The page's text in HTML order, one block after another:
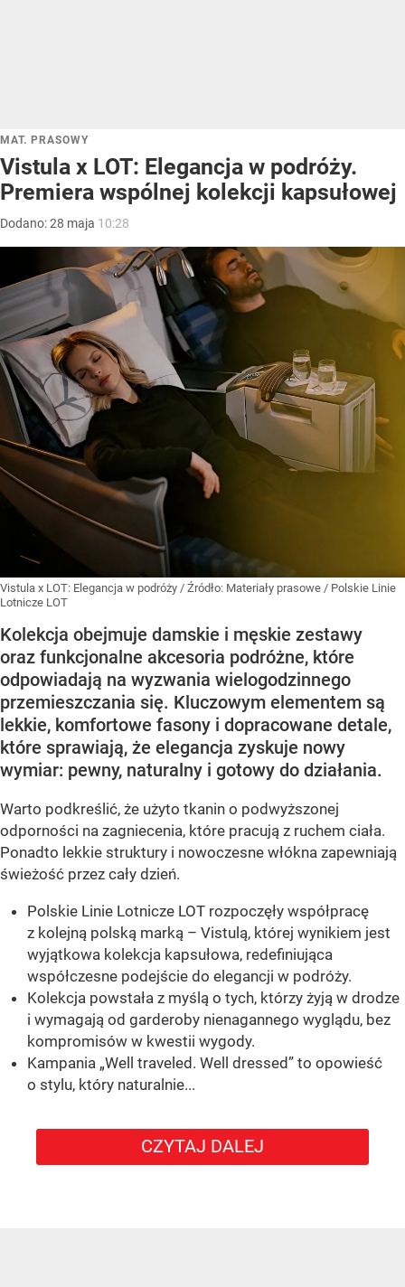
MAT. PRASOWY
Vistula x LOT: Elegancja w podróży.
Premiera wspólnej kolekcji kapsułowej
Dodano:28 maja 10:28
Vistula x LOT: Elegancja w podróży / Źródło: Materiały prasowe / Polskie Linie
Lotnicze LOT
Kolekcja obejmuje damskie i męskie zestawy
oraz funkcjonalne akcesoria podróżne, które
odpowiadają na wyzwania wielogodzinnego
przemieszczania się. Kluczowym elementem są
lekkie, komfortowe fasony i dopracowane detale,
które sprawiają, że elegancja zyskuje nowy
wymiar: pewny, naturalny i gotowy do działania.
Warto podkreślić, że użyto tkanin o podwyższonej
odporności na zagniecenia, które pracują z ruchem ciała.
Ponadto lekkie struktury i nowoczesne włókna zapewniają
świeżość przez cały dzień.
Polskie Linie Lotnicze LOT rozpoczęły współpracę
z kolejną polską marką – Vistulą, której wynikiem jest
wyjątkowa kolekcja kapsułowa, redefiniująca
współczesne podejście do elegancji w podróży.
Kolekcja powstała z myślą o tych, którzy żyją w drodze
i wymagają od garderoby nienagannego wyglądu, bez
kompromisów w kwestii wygody.
Kampania „Well traveled. Well dressed” to opowieść
o stylu, który naturalnie...
CZYTAJ DALEJ